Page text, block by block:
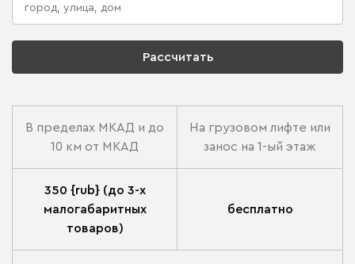
Рассчитать
В пределах МКАД и до
10 км от МКАД
На грузовом лифте или
занос на 1-ый этаж
350 {rub} (до 3-х
малогабаритных
товаров)
бесплатно